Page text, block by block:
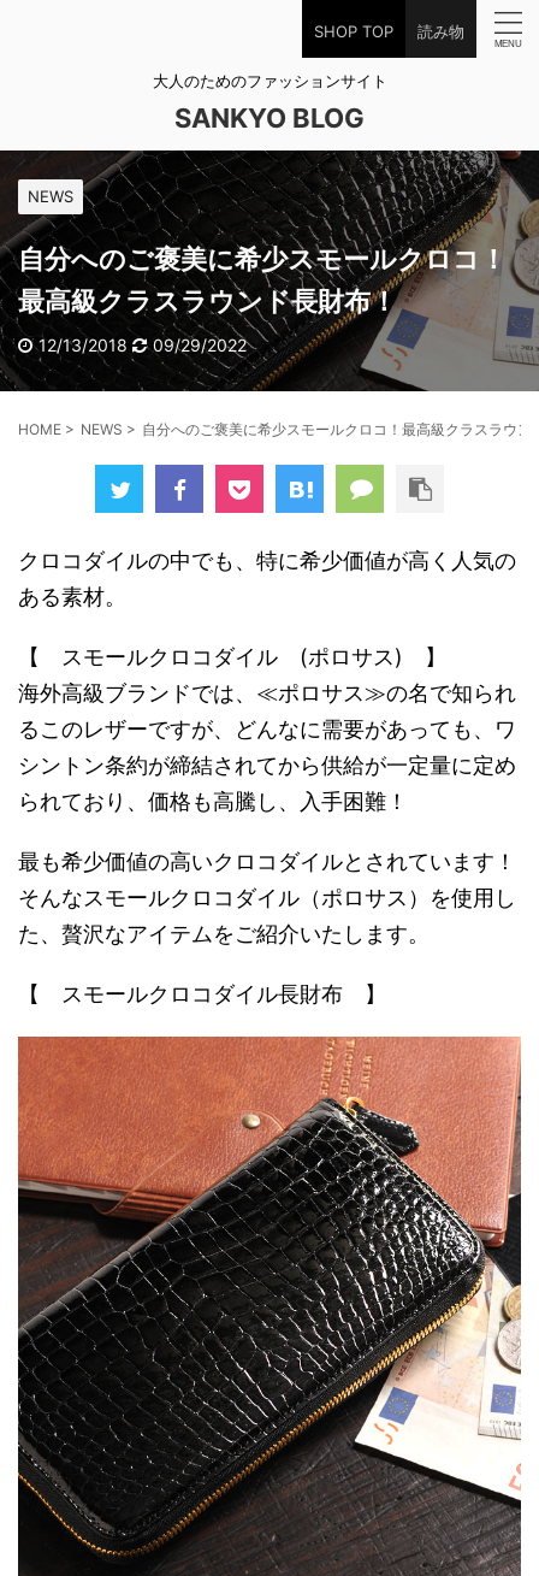
SHOP TOP 読み物
大人のためのファッションサイト
SANKYO BLOG
NEWS
自分へのご褒美に希少スモールクロコ！
最高級クラスラウンド長財布！
12/13/2018 09/29/2022
HOME > NEWS > 自分へのご褒美に希少スモールクロコ！最高級クラスラウン
クロコダイルの中でも、特に希少価値が高く人気の
ある素材。
【 スモールクロコダイル (ポロサス) 】
海外高級ブランドでは、≪ポロサス≫の名で知られ
るこのレザーですが、どんなに需要があっても、ワ
シントン条約が締結されてから供給が一定量に定め
られており、価格も高騰し、入手困難！
最も希少価値の高いクロコダイルとされています！
そんなスモールクロコダイル（ポロサス）を使用し
た、贅沢なアイテムをご紹介いたします。
【 スモールクロコダイル長財布 】